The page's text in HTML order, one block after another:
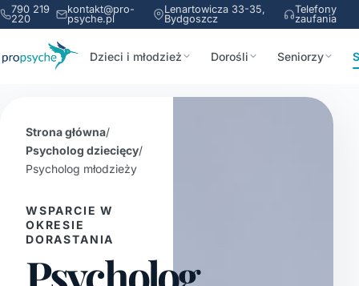
790 219
220
kontakt@pro-
psyche.pl
Lenartowicza 33-35,
Bydgoszcz
Telefony
zaufania
Dzieci i młodzież Dorośli Seniorzy
Strona główna/
Psycholog dziecięcy/
Psycholog młodzieży
WSPARCIE W
OKRESIE
DORASTANIA